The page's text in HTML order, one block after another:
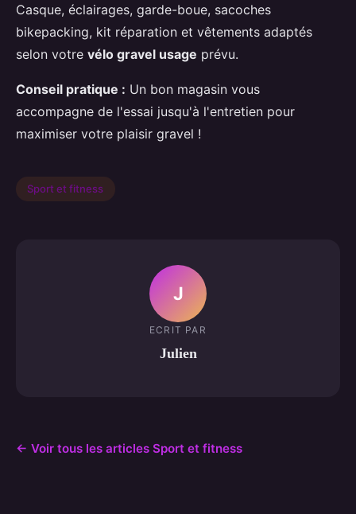
Casque, éclairages, garde-boue, sacoches
bikepacking, kit réparation et vêtements adaptés
selon votre vélo gravel usage prévu.
Conseil pratique : Un bon magasin vous
accompagne de l'essai jusqu'à l'entretien pour
maximiser votre plaisir gravel !
Sport et fitness
J
ECRIT PAR
Julien
← Voir tous les articles Sport et fitness